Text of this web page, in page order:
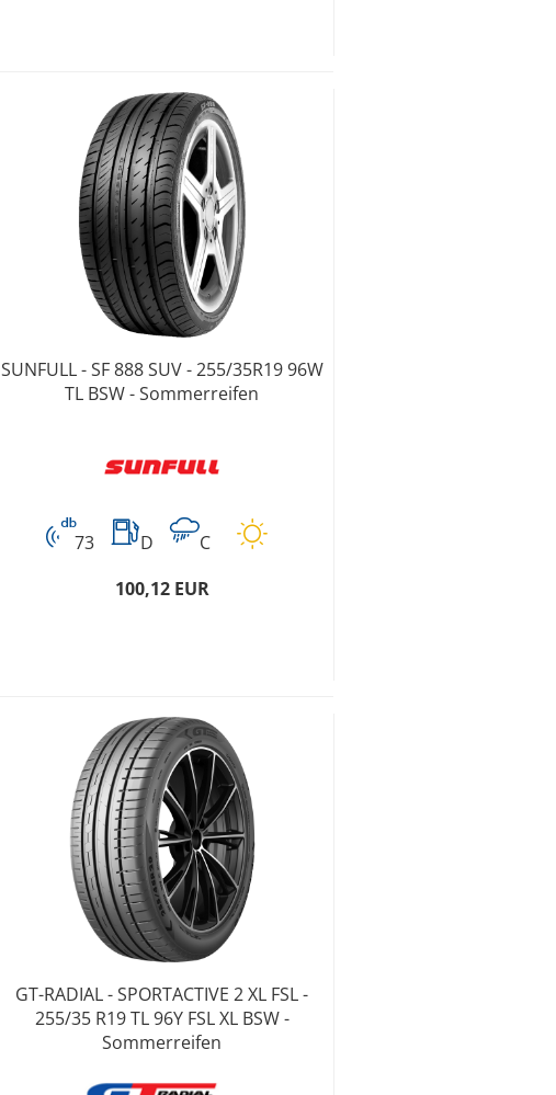
SUNFULL - SF 888 SUV - 255/35R19 96W
TL BSW - Sommerreifen
73 D
C
100,12 EUR
GT-RADIAL - SPORTACTIVE 2 XL FSL -
255/35 R19 TL 96Y FSL XL BSW -
Sommerreifen